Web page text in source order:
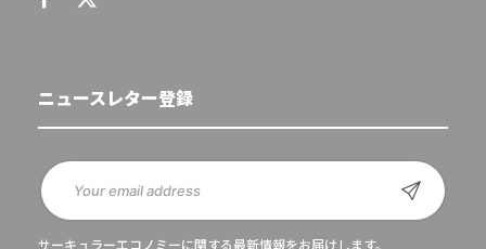
ニュースレター登録
サーキュラーエコノミーに関する最新情報をお届けします。